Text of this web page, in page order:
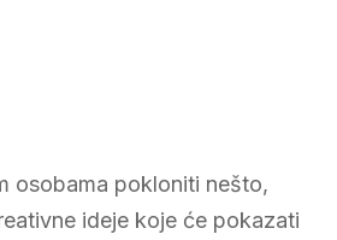
osobama pokloniti nešto,
ideje koje će pokazati